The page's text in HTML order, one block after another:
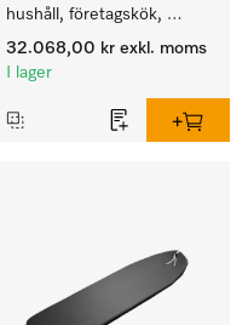
hushåll, företagskök,
pentryn och diskrum.
32.068,00 kr exkl. moms
I lager